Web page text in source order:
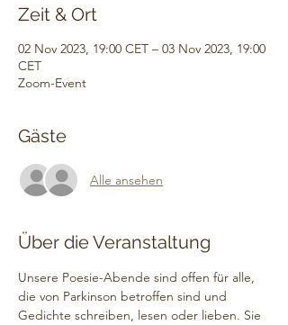
Zeit & Ort
02 Nov 2023, 19:00 CET – 03 Nov 2023, 19:00
CET
Zoom-Event
Gäste
Alle ansehen
Über die Veranstaltung
Unsere Poesie-Abende sind offen für alle,
die von Parkinson betroffen sind und
Gedichte schreiben, lesen oder lieben. Sie